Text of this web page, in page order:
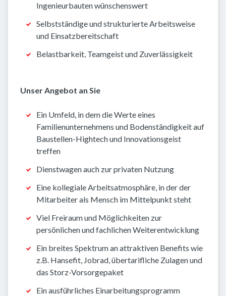
Ingenieurbauten wünschenswert
Selbstständige und strukturierte Arbeitsweise
und Einsatzbereitschaft
Belastbarkeit, Teamgeist und Zuverlässigkeit
Unser Angebot an Sie
Ein Umfeld, in dem die Werte eines
Familienunternehmens und Bodenständigkeit auf
Baustellen-Hightech und Innovationsgeist
treffen
Dienstwagen auch zur privaten Nutzung
Eine kollegiale Arbeitsatmosphäre, in der der
Mitarbeiter als Mensch im Mittelpunkt steht
Viel Freiraum und Möglichkeiten zur
persönlichen und fachlichen Weiterentwicklung
Ein breites Spektrum an attraktiven Benefits wie
z.B. Hansefit, Jobrad, übertarifliche Zulagen und
das Storz-Vorsorgepaket
Ein ausführliches Einarbeitungsprogramm